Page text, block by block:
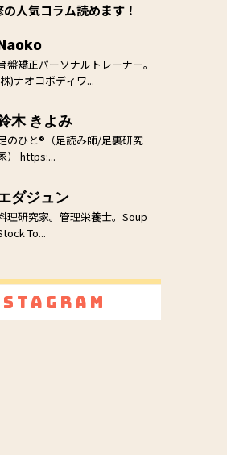
人気コラム読めます！
盤矯正パーソナルトレーナー。
)ナオコボディワ...
木 きよみ
のひと®（足読み師/足裏研究
） https:...
ダジュン
理研究家。管理栄養士。Soup
To...